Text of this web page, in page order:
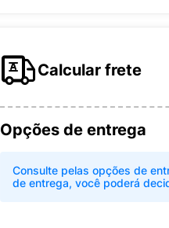
Calcular frete
Opções de entrega
Consulte pelas opções de
de entrega, você poderá